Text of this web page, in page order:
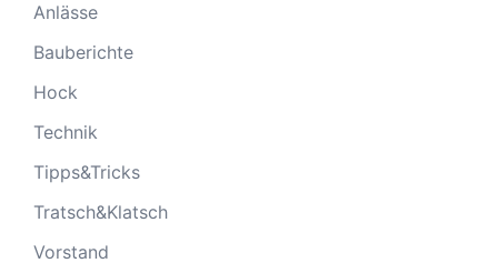
Anlässe
Bauberichte
Hock
Technik
Tipps&Tricks
Tratsch&Klatsch
Vorstand